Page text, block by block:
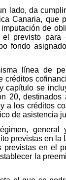
lado, da
Canaria, que
de
previsto
fondo
línea de
se
20,
a los créditos
de asistencia
general
previstas en la
en el
la